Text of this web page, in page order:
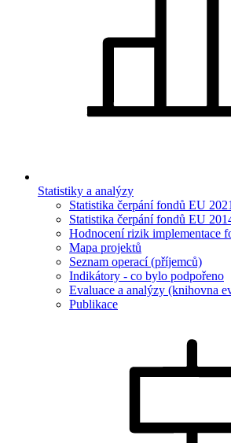
Statistiky a analýzy
Statistika čerpání fondů EU
Statistika čerpání fondů EU
Hodnocení rizik implementace
Mapa projektů
Seznam operací (příjemců)
Indikátory - co bylo podpořeno
Evaluace a analýzy (knihovna
Publikace